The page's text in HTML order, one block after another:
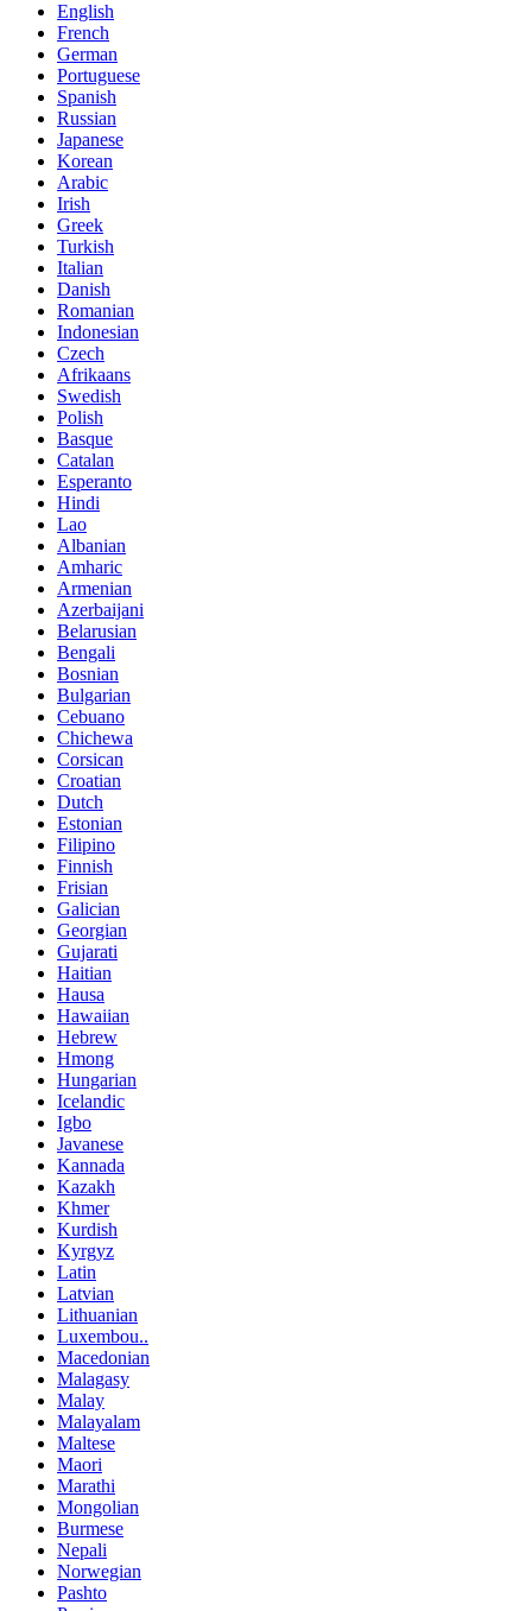
English
French
German
Portuguese
Spanish
Russian
Japanese
Korean
Arabic
Irish
Greek
Turkish
Italian
Danish
Romanian
Indonesian
Czech
Afrikaans
Swedish
Polish
Basque
Catalan
Esperanto
Hindi
Lao
Albanian
Amharic
Armenian
Azerbaijani
Belarusian
Bengali
Bosnian
Bulgarian
Cebuano
Chichewa
Corsican
Croatian
Dutch
Estonian
Filipino
Finnish
Frisian
Galician
Georgian
Gujarati
Haitian
Hausa
Hawaiian
Hebrew
Hmong
Hungarian
Icelandic
Igbo
Javanese
Kannada
Kazakh
Khmer
Kurdish
Kyrgyz
Latin
Latvian
Lithuanian
Luxembou..
Macedonian
Malagasy
Malay
Malayalam
Maltese
Maori
Marathi
Mongolian
Burmese
Nepali
Norwegian
Pashto